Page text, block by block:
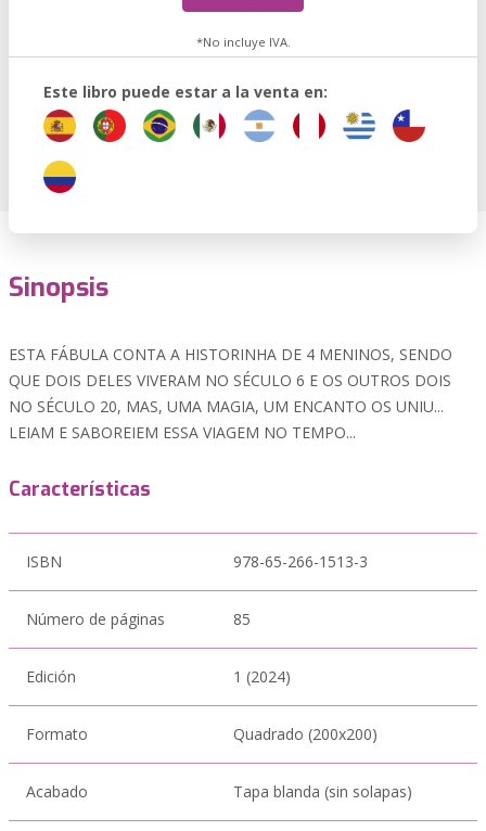
*No incluye IVA.
Este libro puede estar a la venta en:
Sinopsis
ESTA FÁBULA CONTA A HISTORINHA DE 4 MENINOS, SENDO
QUE DOIS DELES VIVERAM NO SÉCULO 6 E OS OUTROS DOIS
NO SÉCULO 20, MAS, UMA MAGIA, UM ENCANTO OS UNIU...
LEIAM E SABOREIEM ESSA VIAGEM NO TEMPO...
Características
ISBN 978-65-266-1513-3
Número de páginas 85
Edición 1 (2024)
Formato Quadrado (200x200)
Acabado Tapa blanda (sin solapas)